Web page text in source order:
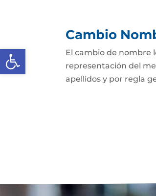
Abrir barra de herramientas
Cambio
El cambio de nombre
representación del
apellidos y por regla